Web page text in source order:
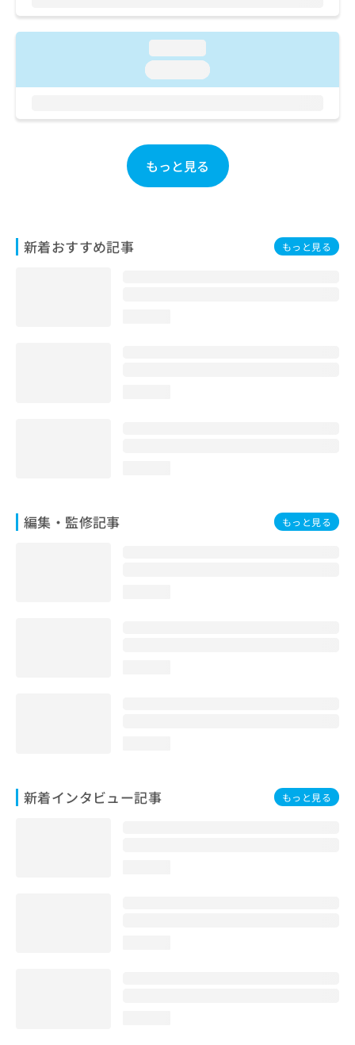
もっと見る
新着おすすめ記事 もっと見る
編集・監修記事 もっと見る
新着インタビュー記事 もっと見る
せ
こ